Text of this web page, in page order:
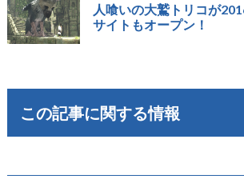
人喰いの大鷲トリコが
サイトもオープン！
この記事に関する情報